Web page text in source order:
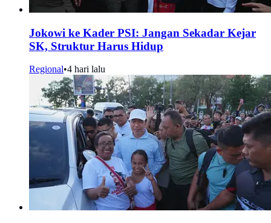
Jokowi ke Kader PSI: Jangan Sekadar Kejar
SK, Struktur Harus Hidup
Regional•4 hari lalu